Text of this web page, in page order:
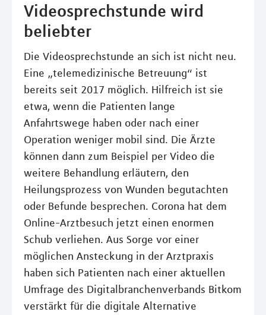
Videosprechstunde wird
beliebter
Die Videosprechstunde an sich ist nicht neu.
Eine „telemedizinische Betreuung“ ist
bereits seit 2017 möglich. Hilfreich ist sie
etwa, wenn die Patienten lange
Anfahrtswege haben oder nach einer
Operation weniger mobil sind. Die Ärzte
können dann zum Beispiel per Video die
weitere Behandlung erläutern, den
Heilungsprozess von Wunden begutachten
oder Befunde besprechen. Corona hat dem
Online-Arztbesuch jetzt einen enormen
Schub verliehen. Aus Sorge vor einer
möglichen Ansteckung in der Arztpraxis
haben sich Patienten nach einer aktuellen
Umfrage des Digitalbranchenverbands Bitkom
verstärkt für die digitale Alternative